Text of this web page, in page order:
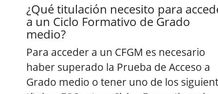
¿Qué titulación necesito para
a un Ciclo Formativo de Grado
medio?
Para acceder a un CFGM es necesario
haber superado la Prueba de Acceso a
Grado medio o tener uno de los